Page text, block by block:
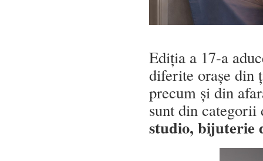
Ediția a 17-a
diferite orașe din
precum și din
sunt din
studio, bijuterie